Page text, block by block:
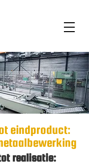
eindproduct:
realisatie: